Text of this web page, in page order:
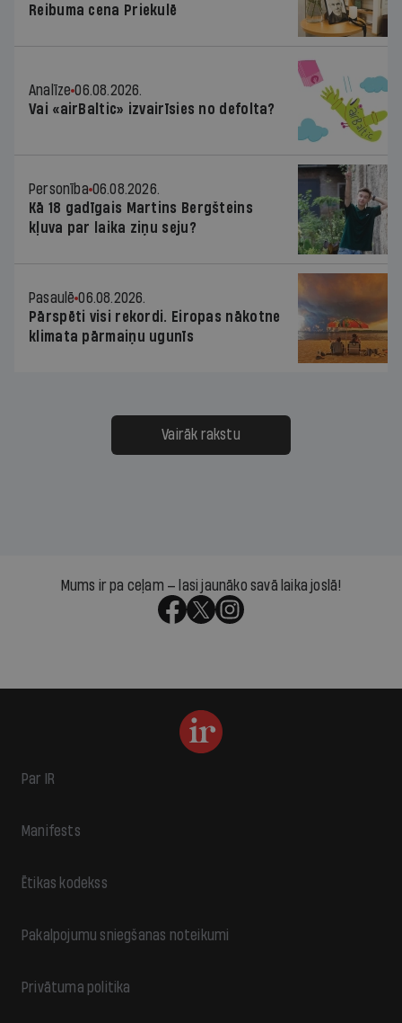
Reibuma cena Priekulē
Analīze 06.08.2026.
Vai «airBaltic» izvairīsies no defolta?
Personība 06.08.2026.
Kā 18 gadīgais Martins Bergšteins
kļuva par laika ziņu seju?
Pasaulē 06.08.2026.
Pārspēti visi rekordi. Eiropas nākotne
klimata pārmaiņu ugunīs
Vairāk rakstu
Mums ir pa ceļam — lasi jaunāko savā laika joslā!
Par IR
Manifests
Ētikas kodekss
Pakalpojumu sniegšanas noteikumi
Privātuma politika